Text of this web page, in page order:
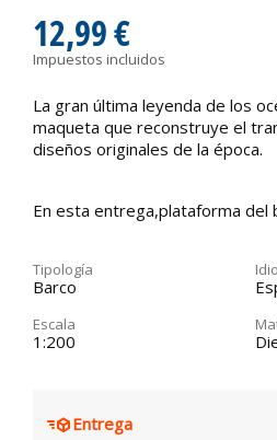
12,99 €
Impuestos incluidos
La gran última leyenda de los
maqueta que reconstruye el
diseños originales de la época.
En esta entrega,plataforma del
Tipología
Barco
Escala
1:200
Entrega